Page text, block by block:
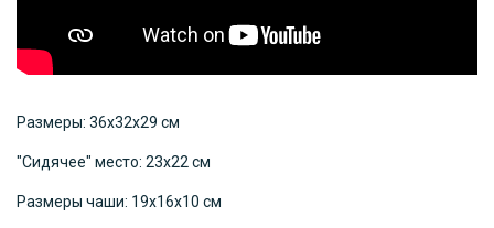
Размеры: 36х32х29 см
"Сидячее" место: 23х22 см
Размеры чаши: 19х16х10 см